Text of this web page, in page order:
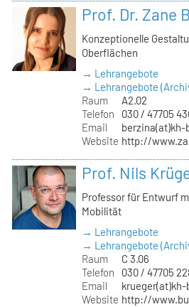
Prof. Dr. Zane
Konzeptionelle
Oberflächen
→ Lehrangebote
→ Lehrangebote
Raum
A2.02
Telefon
030 / 47705
Email
berzina(at)kh-
Website http://
Prof. Nils
Professor für Entwurf
Mobilität
→ Lehrangebote
→ Lehrangebote
Raum
C 3.06
Telefon
030 / 47705
Email
krueger(at)kh-
Website http://